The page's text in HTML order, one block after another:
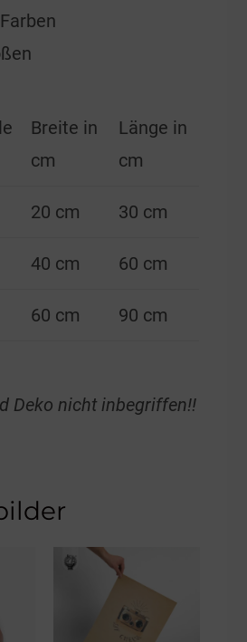
Breite in
cm
Länge in
cm
20 cm 30 cm
40 cm 60 cm
60 cm 90 cm
Deko nicht inbegriffen!!